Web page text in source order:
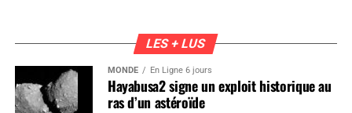
LES + LUS
MONDE En Ligne 6 jours
Hayabusa2 signe un exploit historique au
ras d’un astéroïde